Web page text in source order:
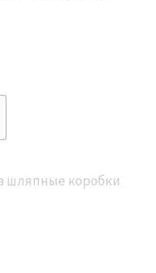
шляпные коробки